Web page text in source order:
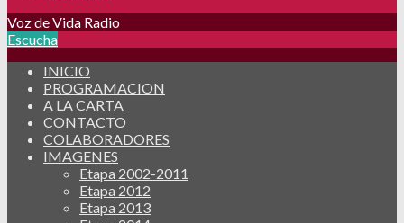
Voz de Vida Radio
Escucha
INICIO
PROGRAMACION
A LA CARTA
CONTACTO
COLABORADORES
IMAGENES
Etapa 2002-2011
Etapa 2012
Etapa 2013